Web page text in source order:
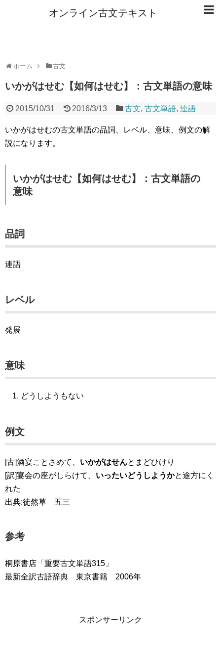
オンライン古文テキスト
ホーム 古文
いかがはせむ【如何はせむ】：古文単語の意味
2015/10/31 2016/3/13 古文,古文単語,連語
いかがはせむの古文単語の品詞、レベル、意味、例文の解
説になります。
いかがはせむ【如何はせむ】：古文単語の
意味
品詞
連語
レベル
発展
意味
どうしようもない
例文
[古]酒宴ことさめて、 いかがはせんとまどひけり
[訳]宴会の座がしらけて、 いったいどうしようかと途方にく
れた
出典:徒然草 五三
参考
桐原書店「重要古文単語315」
最新全訳古語辞典 東京書籍 2006年
スポンサーリンク